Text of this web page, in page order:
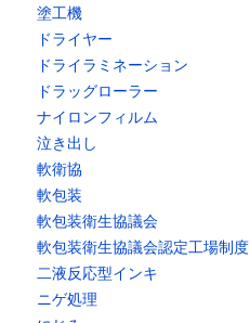
塗工機
ドライヤー
ドライラミネーション
ドラッグローラー
ナイロンフィルム
泣き出し
軟衛協
軟包装
軟包装衛生協議会
軟包装衛生協議会認定工場制度
二液反応型インキ
ニゲ処理